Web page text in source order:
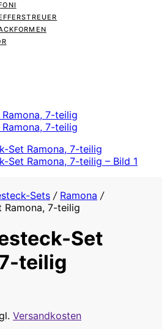
Sets / Ramona /
Ramona, 7-teilig
Set
teilig
Versandkosten